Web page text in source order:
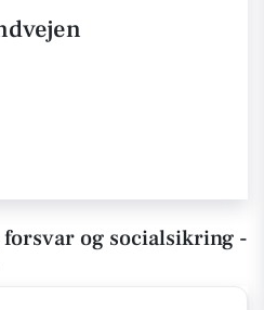
og socialsikring -